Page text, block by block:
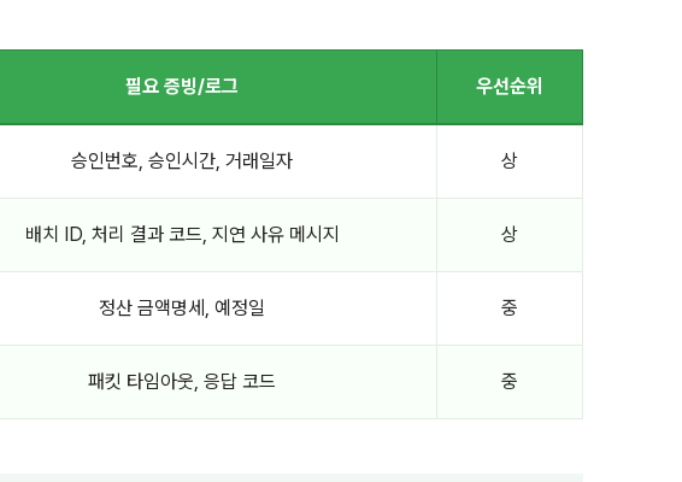
필요 증빙/로그 우선순위
승인번호, 승인시간, 거래일자 상
배치 ID, 처리 결과 코드, 지연 사유 메시지 상
정산 금액명세, 예정일 중
패킷 타임아웃, 응답 코드 중